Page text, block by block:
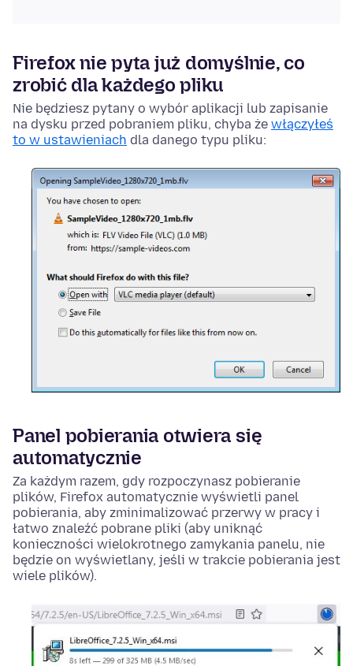
Firefox nie pyta już domyślnie, co
zrobić dla każdego pliku
Nie będziesz pytany o wybór aplikacji lub zapisanie
na dysku przed pobraniem pliku, chyba że włączyłeś
to w ustawieniach dla danego typu pliku:
Panel pobierania otwiera się
automatycznie
Za każdym razem, gdy rozpoczynasz pobieranie
plików, Firefox automatycznie wyświetli panel
pobierania, aby zminimalizować przerwy w pracy i
łatwo znaleźć pobrane pliki (aby uniknąć
konieczności wielokrotnego zamykania panelu, nie
będzie on wyświetlany, jeśli w trakcie pobierania jest
wiele plików).